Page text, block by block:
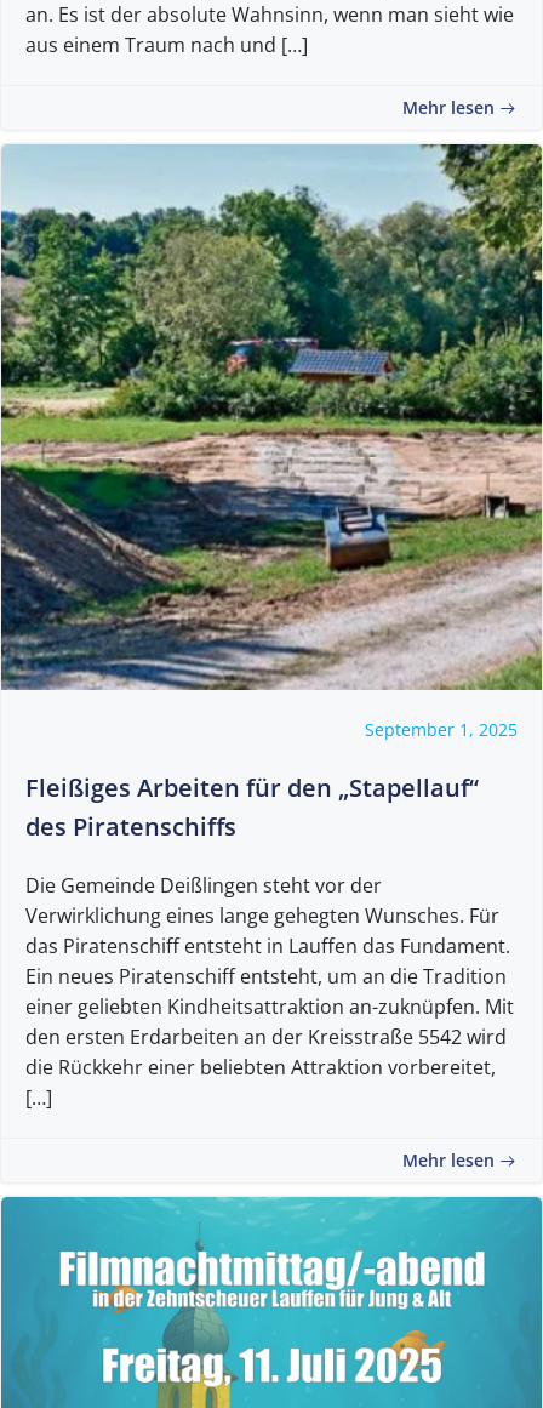
an. Es ist der absolute Wahnsinn, wenn man sieht wie
aus einem Traum nach und […]
Mehr lesen
September 1, 2025
Fleißiges Arbeiten für den „Stapellauf“
des Piratenschiffs
Die Gemeinde Deißlingen steht vor der
Verwirklichung eines lange gehegten Wunsches. Für
das Piratenschiff entsteht in Lauffen das Fundament.
Ein neues Piratenschiff entsteht, um an die Tradition
einer geliebten Kindheitsattraktion an-zuknüpfen. Mit
den ersten Erdarbeiten an der Kreisstraße 5542 wird
die Rückkehr einer beliebten Attraktion vorbereitet,
[…]
Mehr lesen